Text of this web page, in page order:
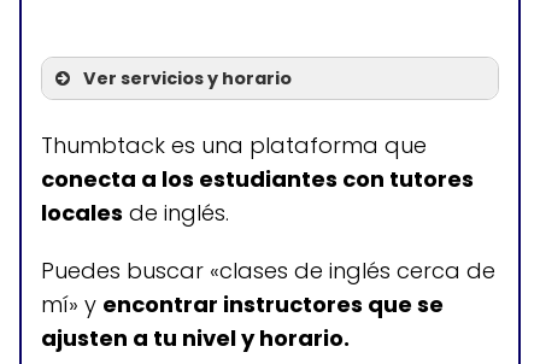
Ver servicios y horario
Servicios
Clases de inglés a domicilio
en Yuma
Horario de atención
Thumbtack es una plataforma que
conecta a los estudiantes con tutores
locales de inglés.
Puedes buscar «clases de inglés cerca de
mí» y encontrar instructores que se
ajusten a tu nivel y horario.